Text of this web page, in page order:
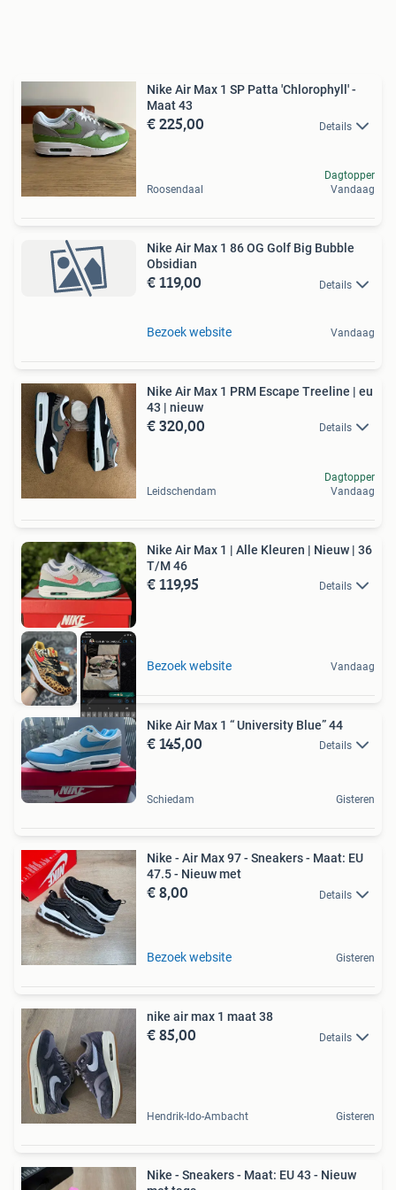
Nike Air Max 1 SP Patta 'Chlorophyll' -
Maat 43
€ 225,00 Details
Roosendaal
Dagtopper
Vandaag
Nike Air Max 1 86 OG Golf Big Bubble
Obsidian
€ 119,00 Details
Bezoek website Vandaag
Nike Air Max 1 PRM Escape Treeline | eu
43 | nieuw
€ 320,00 Details
Leidschendam
Dagtopper
Vandaag
Nike Air Max 1 | Alle Kleuren | Nieuw | 36
T/M 46
€ 119,95 Details
Bezoek website Vandaag
Nike Air Max 1 “ University Blue” 44
€ 145,00 Details
Schiedam Gisteren
Nike - Air Max 97 - Sneakers - Maat: EU
47.5 - Nieuw met
€ 8,00 Details
Bezoek website Gisteren
nike air max 1 maat 38
€ 85,00 Details
Hendrik-Ido-Ambacht Gisteren
Nike - Sneakers - Maat: EU 43 - Nieuw